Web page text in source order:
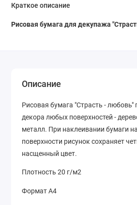
Краткое описание
Рисовая бумага для декупажа
Описание
Рисовая бумага "Страсть - любовь"
декора любых поверхностей -
металл. При наклеивании бумаги
поверхности рисунок сохраняет
насщенный цвет.
Плотность 20 г/м2
Формат А4